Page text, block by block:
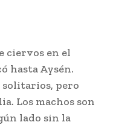
ciervos en el
hasta Aysén.
pero
Los machos son
lado sin la